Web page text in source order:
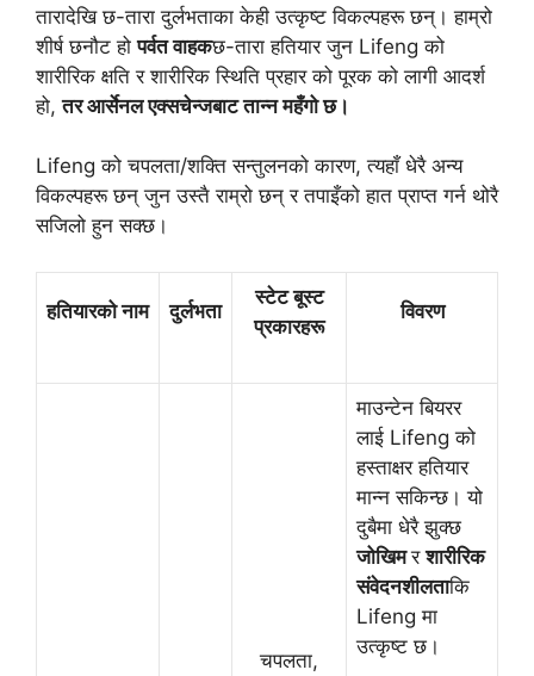
तारादेखि छ-तारा दुर्लभताका ​​केही उत्कृष्ट विकल्पहरू छन्। हाम्रो
शीर्ष छनौट होपर्वत वाहकछ-तारा हतियार जुन Lifeng को
शारीरिक क्षति र शारीरिक स्थिति प्रहार को पूरक को लागी आदर्श
हो,तर आर्सेनल एक्सचेन्जबाट तान्न महँगो छ।
Lifeng को चपलता/शक्ति सन्तुलनको कारण, त्यहाँ धेरै अन्य
विकल्पहरू छन् जुन उस्तै राम्रो छन् र तपाइँको हात प्राप्त गर्न थोरै
सजिलो हुन सक्छ।
हतियारको नाम दुर्लभता
स्टेट बूस्ट
प्रकारहरू
विवरण
चपलता,
माउन्टेन बियरर
लाई Lifeng को
हस्ताक्षर हतियार
मान्न सकिन्छ। यो
दुबैमा धेरै झुक्छ
जोखिमरशारीरिक
संवेदनशीलताकि
Lifeng मा
उत्कृष्ट छ।